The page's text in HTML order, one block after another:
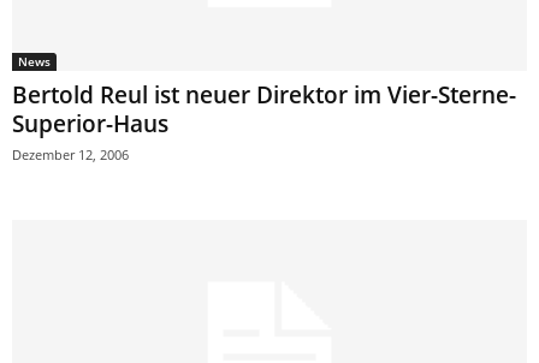
News
Bertold Reul ist neuer Direktor im Vier-Sterne-
Superior-Haus
Dezember 12, 2006